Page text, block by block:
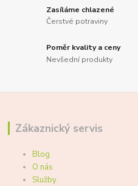
Zasíláme chlazené
Čerstvé potraviny
Poměr kvality a ceny
Nevšední produkty
Zákaznický servis
Blog
O nás
Služby